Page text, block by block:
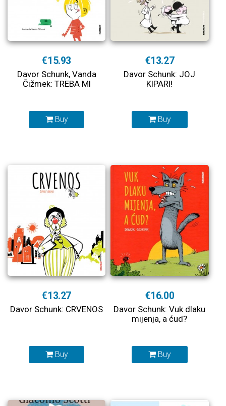
€15.93
Davor Schunk, Vanda
Čižmek: TREBA MI
Buy
€13.27
Davor Schunk: JOJ
KIPARI!
Buy
€13.27
Davor Schunk: CRVENOS
Buy
€16.00
Davor Schunk: Vuk dlaku
mijenja, a ćud?
Buy